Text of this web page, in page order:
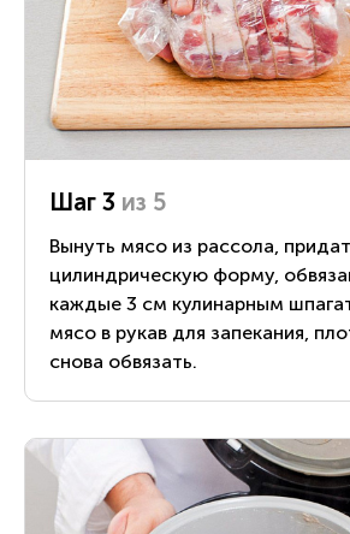
Шаг 3 из 5
Вынуть мясо из рассола,
цилиндрическую форму,
каждые 3 см кулинарным
мясо в рукав для запекания,
снова обвязать.